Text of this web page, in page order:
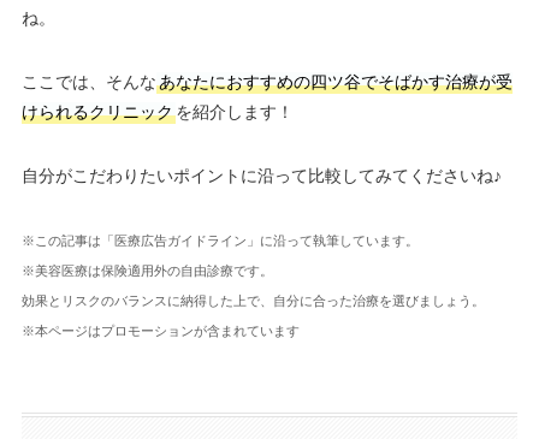
ね。
ここでは、そんなあなたにおすすめの四ツ谷でそばかす治療が受
けられるクリニックを紹介します！
自分がこだわりたいポイントに沿って比較してみてくださいね♪
※この記事は「医療広告ガイドライン」に沿って執筆しています。
※美容医療は保険適用外の自由診療です。
効果とリスクのバランスに納得した上で、自分に合った治療を選びましょう。
※本ページはプロモーションが含まれています